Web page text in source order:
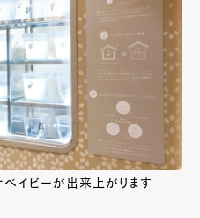
ベイビーが出来上がります